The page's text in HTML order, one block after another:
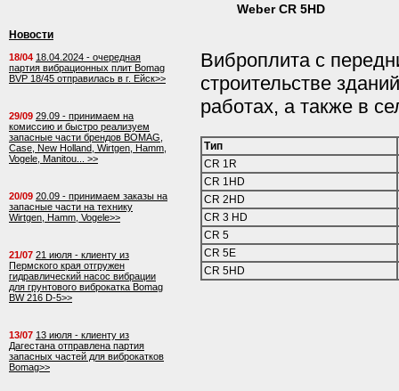
Weber CR 5HD
Виброплита с
строительстве
работах, а также в
Тип
CR 1R
CR 1HD
CR 2HD
CR 3 HD
CR 5
CR 5E
CR 5HD
Новости
18/04 18.04.2024 - очередная
партия вибрационных плит Bomag
BVP 18/45 отправилась в г. Ейск>>
29/09 29.09 - принимаем на
комиссию и быстро реализуем
запасные части брендов BOMAG,
Case, New Holland, Wirtgen, Hamm,
Vogele, Manitou... >>
20/09 20.09 - принимаем заказы на
запасные части на технику
Wirtgen, Hamm, Vogele>>
21/07 21 июля - клиенту из
Пермского края отгружен
гидравлический насос вибрации
для грунтового виброкатка Bomag
BW 216 D-5>>
13/07 13 июля - клиенту из
Дагестана отправлена партия
запасных частей для виброкатков
Bomag>>